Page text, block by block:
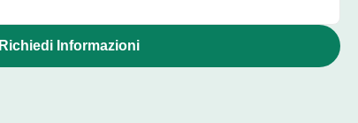
Richiedi Informazioni